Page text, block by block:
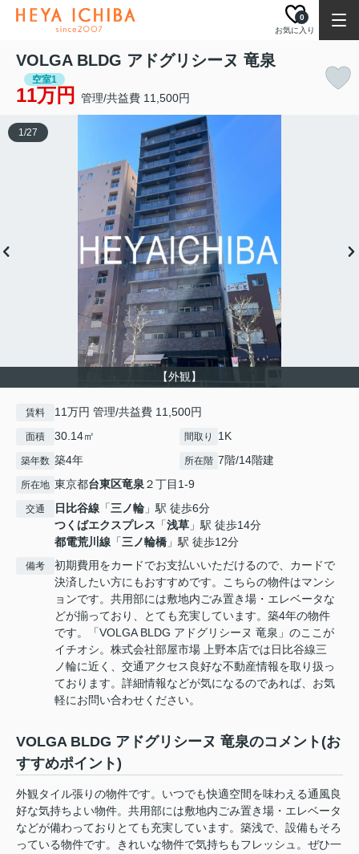
お気に入り
0
VOLGA BLDG アドグリシーヌ 竜泉
空室1
11万円 管理/共益費 11,500円
【外観】
1/27
賃料 11万円 管理/共益費 11,500円
面積 30.14㎡ 間取り 1K
築年数 築4年 所在階 7階/14階建
所在地 東京都台東区竜泉２丁目1-9
交通 日比谷線 「三ノ輪 」駅 徒歩6分
つくばエクスプレス 「浅草 」駅 徒歩14分
都電荒川線 「三ノ輪橋 」駅 徒歩12分
備考
初期費用をカードでお支払いいただけるので、カードで
決済したい方にもおすすめです。こちらの物件はマンシ
ョンです。共用部には敷地内ごみ置き場・エレベータな
どが揃っており、とても充実しています。築4年の物件
です。「VOLGA BLDG アドグリシーヌ 竜泉」のここが
イチオシ。株式会社部屋市場 上野本店では日比谷線三
ノ輪に近く、交通アクセス良好な不動産情報を取り扱っ
ております。詳細情報などが気になるのであれば、お気
軽にお問い合わせください。
VOLGA BLDG アドグリシーヌ 竜泉のコメント(お
すすめポイント)
外観タイル張りの物件です。いつでも快適空間を味わえる通風良
好な気持ちよい物件。共用部には敷地内ごみ置き場・エレベータ
などが備わっておりとても充実しています。築浅で、設備もそろ
っている物件です。きれいな物件で気持ちもフレッシュ。ぜひ一